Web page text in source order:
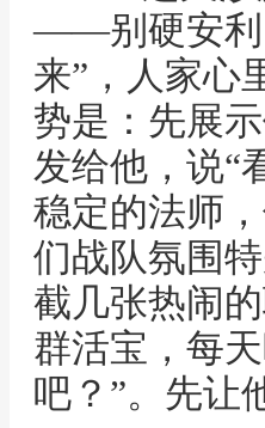
——别硬安利
来”，人家心
势是：先展
发给他，说“
稳定的法师
们战队氛围
截几张热闹
群活宝，每
吧？”。先让